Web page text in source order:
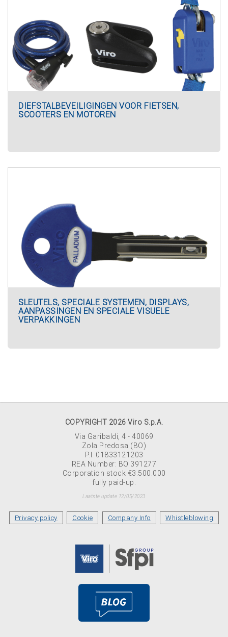
DIEFSTALBEVEILIGINGEN VOOR FIETSEN,
SCOOTERS EN MOTOREN
SLEUTELS, SPECIALE SYSTEMEN, DISPLAYS,
AANPASSINGEN EN SPECIALE VISUELE
VERPAKKINGEN
COPYRIGHT 2026 Viro S.p.A.
Via Garibaldi, 4 - 40069
Zola Predosa (BO)
P.I. 01833121203
REA Number: BO 391277
Corporation stock €3.500.000
fully paid-up.
Laatste update 12/05/2023
Privacy policy Cookie Company Info Whistleblowing